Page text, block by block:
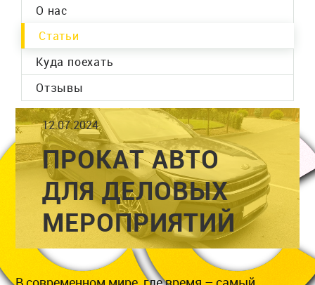
О нас
Статьи
Куда поехать
Отзывы
12.07.2024
ПРОКАТ АВТО
ДЛЯ ДЕЛОВЫХ
МЕРОПРИЯТИЙ